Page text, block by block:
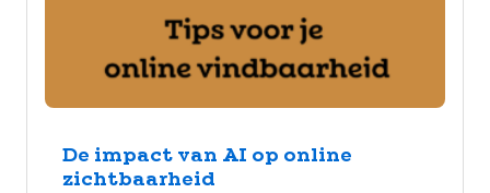
De impact van AI op online
zichtbaarheid